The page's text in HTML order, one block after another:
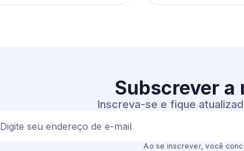
Subscrever a
Inscreva-se e fique
Digite seu endereço de e-mail
Ao se inscrever, você